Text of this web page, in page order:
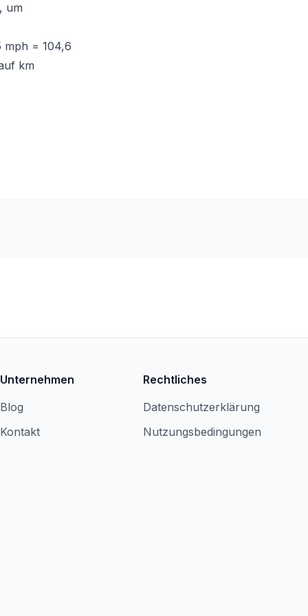
um
mph = 104,6
km
Unternehmen
Blog
Kontakt
Rechtliches
Datenschutzerklärung
Nutzungsbedingungen